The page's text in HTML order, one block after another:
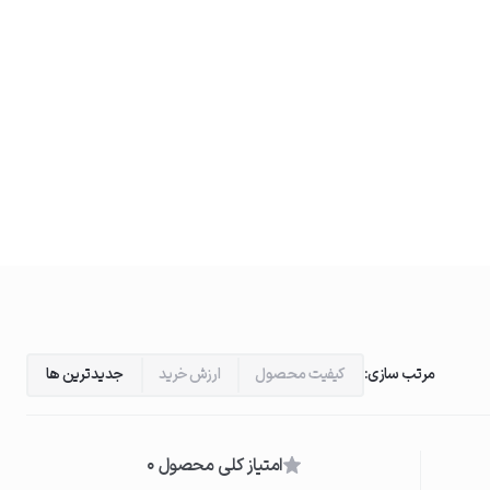
مرتب سازی: کیفیت محصول ارزش خرید جدیدترین ها
امتیاز کلی محصول 0